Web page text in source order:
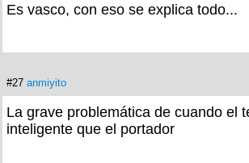
Es vasco, con eso se explica todo...
#27 anmiyito
La grave problemática de cuando el
inteligente que el portador